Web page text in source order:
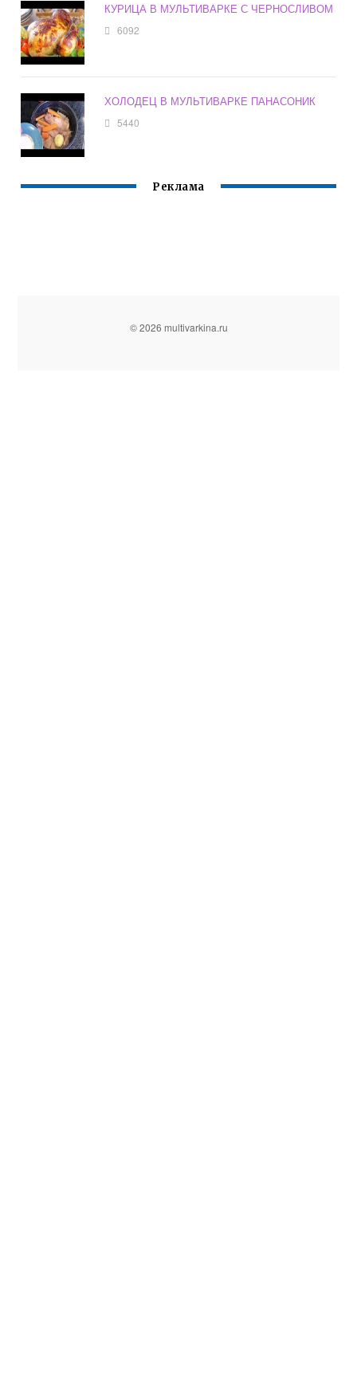
КУРИЦА В МУЛЬТИВАРКЕ С ЧЕРНОСЛИВОМ
6092
ХОЛОДЕЦ В МУЛЬТИВАРКЕ ПАНАСОНИК
5440
Реклама
© 2026 multivarkina.ru